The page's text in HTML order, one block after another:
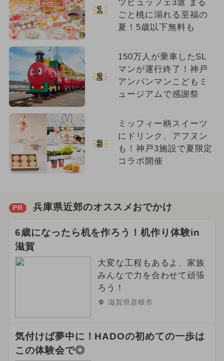
1
ツビュッフェ3選 まる
ごと桃に溺れる至福の
夏！5歳以下無料も
2
150万人が乗車したSL
マンが運行終了！神戸
アンパンマンこどもミ
ュージアムで感謝祭
3
ミッフィー柄スイーツ
にドリンク、アフヌン
も！神戸3施設で夏限定
コラボ開催
PR 兵庫県近郊のオススメおでかけ
6歳になったら机を作ろう！机作り体験in
滋賀
大変な工程もあるよ、家族
みんなで力を合わせて頑張
ろう！
滋賀県彦根市
気付けば夢中に！HADOの初めての一歩は
この体験会で◎